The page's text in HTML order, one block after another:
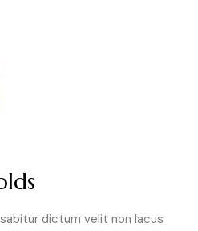
dictum velit non lacus